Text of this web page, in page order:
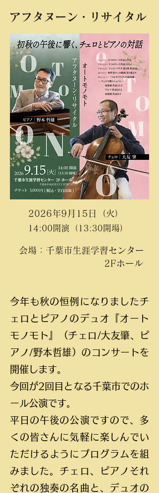
アフタヌーン・リサイタル
2026年9月15日（火）
14:00開演（13:30開場）
会場：千葉市生涯学習センター
2Fホール
今年も秋の恒例になりましたチ
ェロとピアノのデュオ『オート
モノモト』（チェロ/大友肇、ピ
アノ/野本哲雄）のコンサートを
開催します。
今回が2回目となる千葉市でのホ
ール公演です。
平日の午後の公演ですので、多
くの皆さんに気軽に楽しんでい
ただけるようにプログラムを組
みました。チェロ、ピアノそれ
ぞれの独奏の名曲と、デュオの